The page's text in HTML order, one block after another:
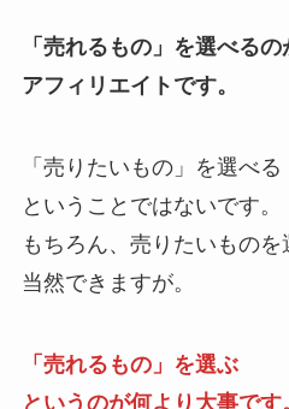
「売れるもの」を選べるの
アフィリエイトです。
「売りたいもの」を選べる
ということではないです。
もちろん、売りたいものを
当然できますが。
「売れるもの」を選ぶ
というのが何より大事です